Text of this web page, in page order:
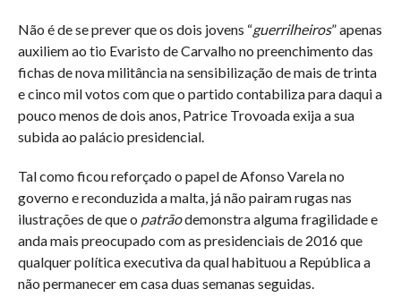
Não é de se prever que os dois jovens “guerrilheiros” apenas
auxiliem ao tio Evaristo de Carvalho no preenchimento das
fichas de nova militância na sensibilização de mais de trinta
e cinco mil votos com que o partido contabiliza para daqui a
pouco menos de dois anos, Patrice Trovoada exija a sua
subida ao palácio presidencial.
Tal como ficou reforçado o papel de Afonso Varela no
governo e reconduzida a malta, já não pairam rugas nas
ilustrações de que o patrãodemonstra alguma fragilidade e
anda mais preocupado com as presidenciais de 2016 que
qualquer política executiva da qual habituou a República a
não permanecer em casa duas semanas seguidas.